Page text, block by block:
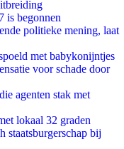
is begonnen
politieke mening, laat
met babykonijntjes
voor schade door
agenten stak met
lokaal 32 graden
staatsburgerschap bij